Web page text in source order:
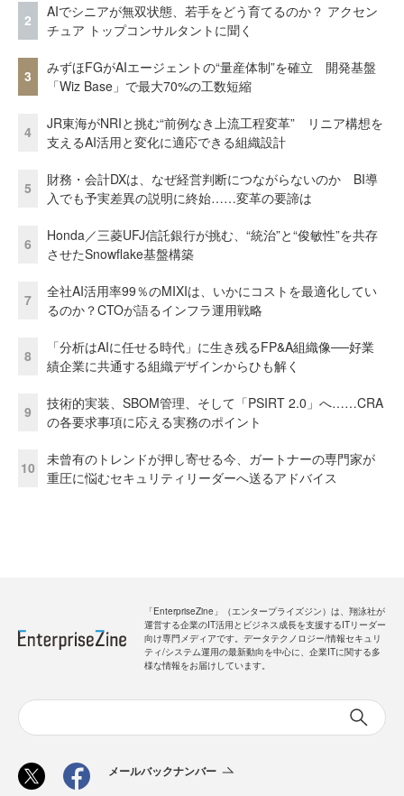
2
AIでシニアが無双状態、若手をどう育てるのか？ アクセン
チュア トップコンサルタントに聞く
3
みずほFGがAIエージェントの“量産体制”を確立 開発基盤
「Wiz Base」で最大70%の工数短縮
4
JR東海がNRIと挑む“前例なき上流工程変革” リニア構想を
支えるAI活用と変化に適応できる組織設計
5
財務・会計DXは、なぜ経営判断につながらないのか BI導
入でも予実差異の説明に終始……変革の要諦は
6
Honda／三菱UFJ信託銀行が挑む、“統治”と“俊敏性”を共存
させたSnowflake基盤構築
7
全社AI活用率99％のMIXIは、いかにコストを最適化してい
るのか？CTOが語るインフラ運用戦略
8
「分析はAIに任せる時代」に生き残るFP&A組織像──好業
績企業に共通する組織デザインからひも解く
9
技術的実装、SBOM管理、そして「PSIRT 2.0」へ……CRA
の各要求事項に応える実務のポイント
10
未曾有のトレンドが押し寄せる今、ガートナーの専門家が
重圧に悩むセキュリティリーダーへ送るアドバイス
「EnterpriseZine」（エンタープライズジン）は、翔泳社が
運営する企業のIT活用とビジネス成長を支援するITリーダー
向け専門メディアです。データテクノロジー/情報セキュリ
ティ/システム運用の最新動向を中心に、企業ITに関する多
様な情報をお届けしています。
メールバックナンバー